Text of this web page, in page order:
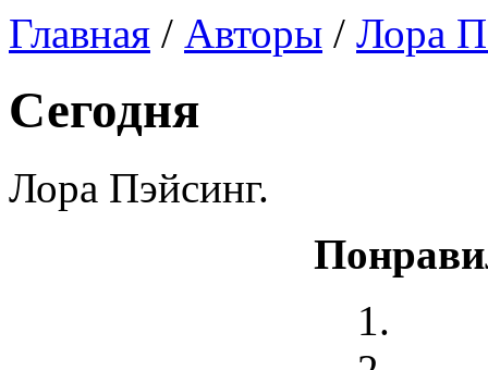
Главная / Авторы / Лора
Сегодня
Лора Пэйсинг.